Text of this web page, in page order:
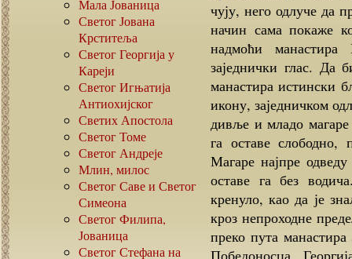
Мала Јованица
Светог Јована
Крститеља
Светог Георгија у
Кареји
Светог Игњатија
Антиохијског
Светих Апостола
Светог Томе
Светог Андреје
Млин, милос
Светог Саве и Светог
Симеона
Светог Филипа,
Јованица
Светог Стефана на
чују, него одлуче да
начин сама покаже
надмоћи манастира
заједнички глас. Да
манастира истински
икону, заједничком
дивље и младо магаре
га оставе слободно,
Магаре најпре
оставе га без
кренуло, као да је
кроз непроходне
преко пута
Победоносца